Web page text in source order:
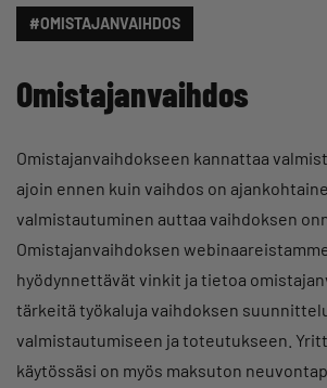
#OMISTAJANVAIHDOS
Omistajanvaihdos
Omistajanvaihdokseen kannattaa
ajoin ennen kuin vaihdos on
valmistautuminen auttaa vaihdoksen
Omistajanvaihdoksen
hyödynnettävät vinkit ja tietoa
tärkeitä työkaluja vaihdoksen
valmistautumiseen ja toteutukseen.
käytössäsi on myös maksuton